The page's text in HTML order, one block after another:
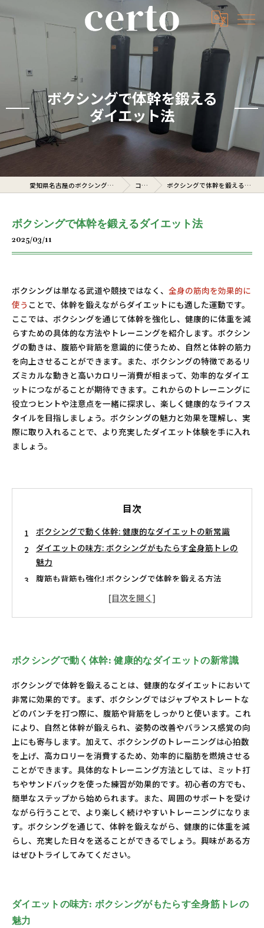
ボクシングで体幹を鍛える
ダイエット法
愛知県名古屋のボクシングジムならcerto コラム ボクシングで体幹を鍛えるダイエット法
ボクシングで体幹を鍛えるダイエット法
2025/03/11
ボクシングは単なる武道や競技ではなく、 全身の筋肉を効果的に
使う ことで、体幹を鍛えながらダイエットにも適した運動です。
ここでは、ボクシングを通じて体幹を強化し、健康的に体重を減
らすための具体的な方法やトレーニングを紹介します。ボクシン
グの動きは、腹筋や背筋を意識的に使うため、自然と体幹の筋力
を向上させることができます。また、ボクシングの特徴であるリ
ズミカルな動きと高いカロリー消費が相まって、効率的なダイエ
ットにつながることが期待できます。これからのトレーニングに
役立つヒントや注意点を一緒に探求し、楽しく健康的なライフス
タイルを目指しましょう。ボクシングの魅力と効果を理解し、実
際に取り入れることで、より充実したダイエット体験を手に入れ
ましょう。
目次
ボクシングで動く体幹: 健康的なダイエットの新常識
ダイエットの味方: ボクシングがもたらす全身筋トレの
魅力
腹筋も背筋も強化! ボクシングで体幹を鍛える方法
リズミカルに脂肪を燃やす: ボクシングに挑戦しよう
ボクシングを通じて得る健康的なライフスタイルと幸
ボクシングで動く体幹: 健康的なダイエットの新常識
ボクシングで体幹を鍛えることは、健康的なダイエットにおいて
非常に効果的です。まず、ボクシングではジャブやストレートな
どのパンチを打つ際に、腹筋や背筋をしっかりと使います。これ
により、自然と体幹が鍛えられ、姿勢の改善やバランス感覚の向
上にも寄与します。加えて、ボクシングのトレーニングは心拍数
を上げ、高カロリーを消費するため、効率的に脂肪を燃焼させる
ことができます。具体的なトレーニング方法としては、ミット打
ちやサンドバックを使った練習が効果的です。初心者の方でも、
簡単なステップから始められます。また、周囲のサポートを受け
ながら行うことで、より楽しく続けやすいトレーニングになりま
す。ボクシングを通じて、体幹を鍛えながら、健康的に体重を減
らし、充実した日々を送ることができるでしょう。興味がある方
はぜひトライしてみてください。
ダイエットの味方: ボクシングがもたらす全身筋トレの
魅力